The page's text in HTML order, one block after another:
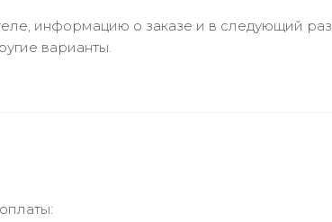
информацию о заказе и в следующий
варианты.